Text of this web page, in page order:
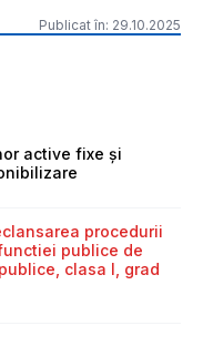
Publicat în: 29.10.2025
active fixe și
procedurii
publice de
clasa I, grad